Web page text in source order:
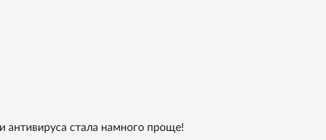
антивируса стала намного проще!